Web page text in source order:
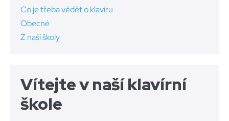
Co je třeba vědět o klavíru
Obecné
Z naší školy
Vítejte v naší klavírní
škole